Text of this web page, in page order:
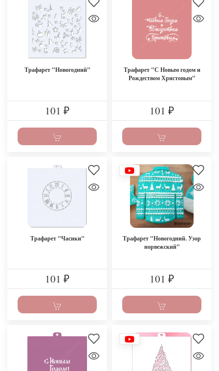
Трафарет "Новогодний"
101 ₽
Трафарет "С Новым годом и
Рождеством Христовым"
101 ₽
Трафарет "Часики"
101 ₽
Трафарет "Новогодний. Узор
норвежский"
101 ₽